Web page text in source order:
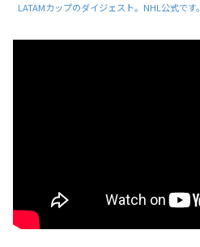
LATAMカップのダイジェスト。NHL公式です。